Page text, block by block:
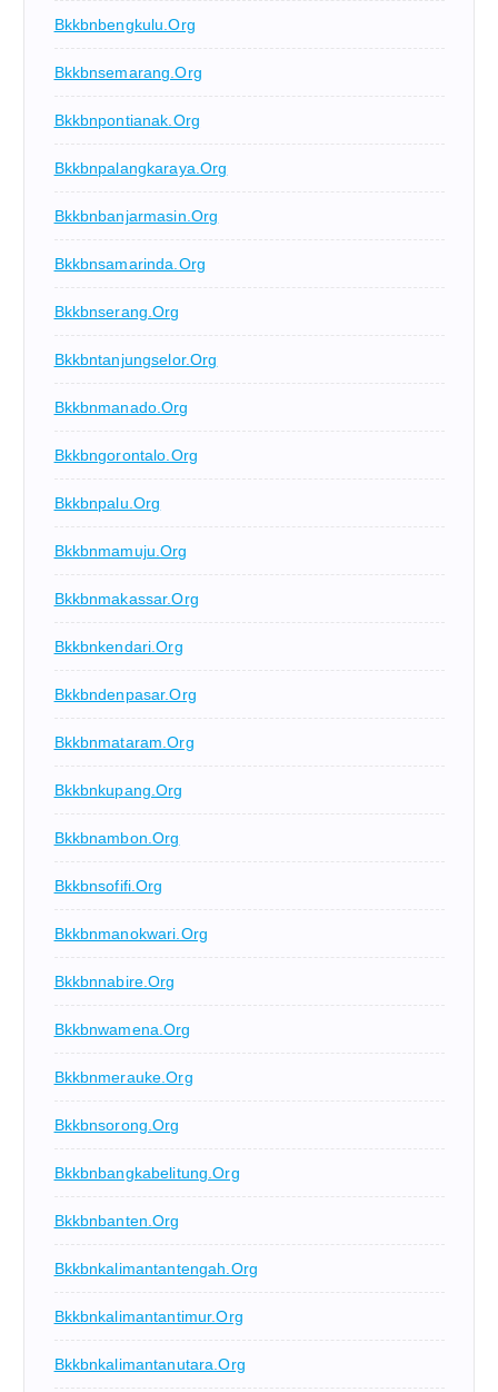
Bkkbnbengkulu.org
Bkkbnsemarang.org
Bkkbnpontianak.org
Bkkbnpalangkaraya.org
Bkkbnbanjarmasin.org
Bkkbnsamarinda.org
Bkkbnserang.org
Bkkbntanjungselor.org
Bkkbnmanado.org
Bkkbngorontalo.org
Bkkbnpalu.org
Bkkbnmamuju.org
Bkkbnmakassar.org
Bkkbnkendari.org
Bkkbndenpasar.org
Bkkbnmataram.org
Bkkbnkupang.org
Bkkbnambon.org
Bkkbnsofifi.org
Bkkbnmanokwari.org
Bkkbnnabire.org
Bkkbnwamena.org
Bkkbnmerauke.org
Bkkbnsorong.org
Bkkbnbangkabelitung.org
Bkkbnbanten.org
Bkkbnkalimantantengah.org
Bkkbnkalimantantimur.org
Bkkbnkalimantanutara.org